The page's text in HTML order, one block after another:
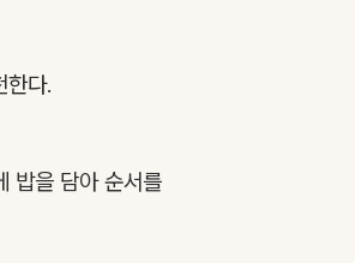
한다.
밥을 담아 순서를